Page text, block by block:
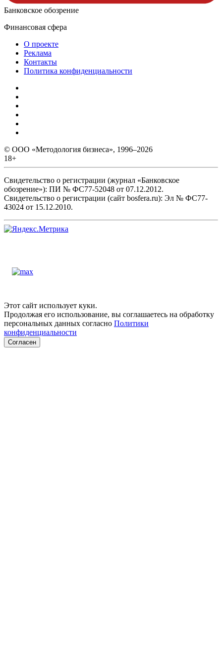
Банковское обозрение
Финансовая сфера
О проекте
Реклама
Контакты
Политика конфиденциальности
© ООО «Методология бизнеса», 1996–2026
18+
Свидетельство о регистрации (журнал «Банковское
обозрение»): ПИ № ФС77-52048 от 07.12.2012.
Свидетельство о регистрации (сайт bosfera.ru): Эл № ФС77-
43024 от 15.12.2010.
Этот сайт использует куки.
Продолжая его использование, вы соглашаетесь на обработку
персональных данных согласно Политики
конфиденциальности
Согласен